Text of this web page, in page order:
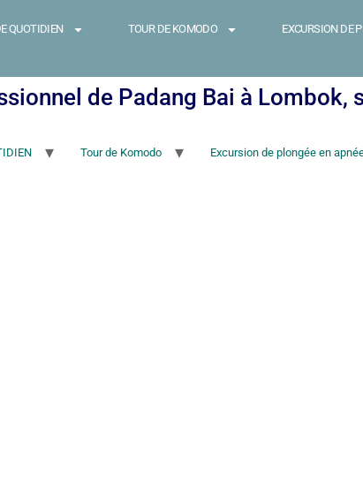
QUOTIDIEN TOUR DE KOMODO
EXCURSION DE
de Padang Bai à Lombok,
Tour de Komodo Excursion de plongée en